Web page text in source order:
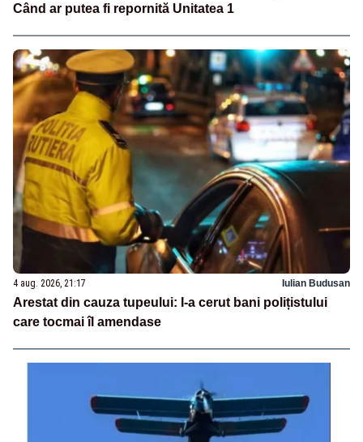
Când ar putea fi repornită Unitatea 1
4 aug. 2026, 21:17 Iulian Budusan
Arestat din cauza tupeului: I-a cerut bani polițistului
care tocmai îl amendase